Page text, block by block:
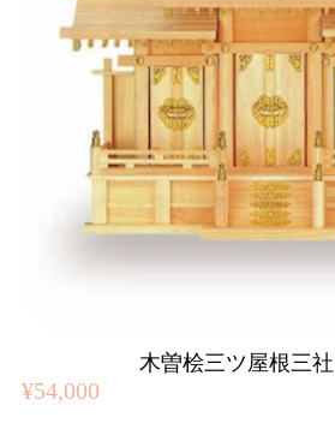
木曽桧三ツ屋根三社
¥54,000